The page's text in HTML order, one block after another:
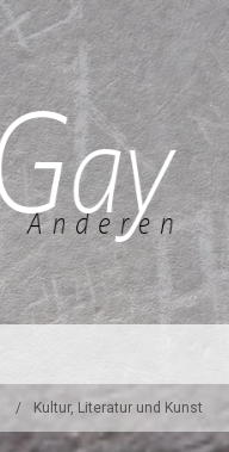
Kultur, Literatur und Kunst